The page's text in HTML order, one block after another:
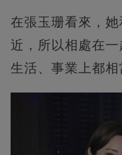
在張玉珊看來，
近，所以相處在
生活、事業上都相